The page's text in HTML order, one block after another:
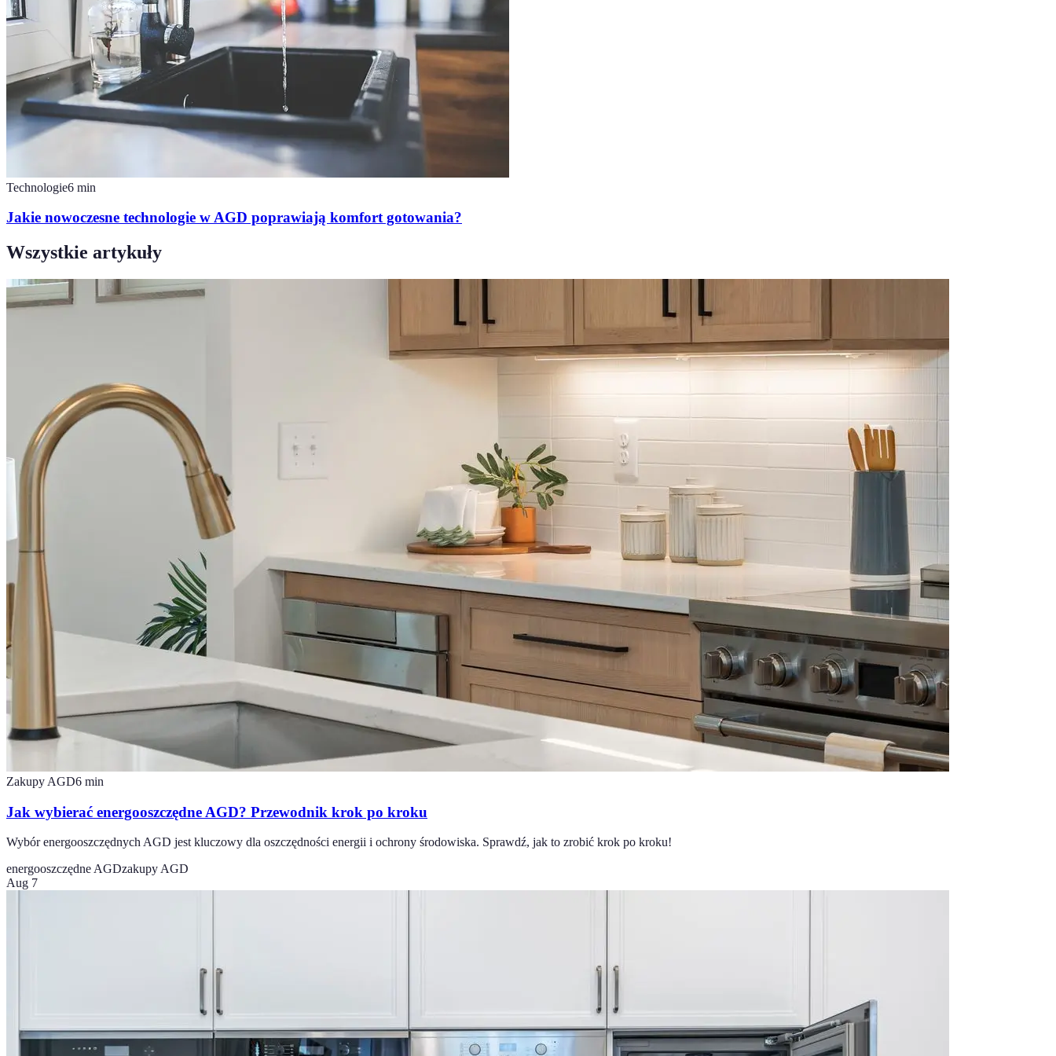
Technologie6 min
Jakie nowoczesne technologie w AGD poprawiają komfort gotowania?
Wszystkie artykuły
Zakupy AGD6 min
Jak wybierać energooszczędne AGD? Przewodnik krok po kroku
Wybór energooszczędnych AGD jest kluczowy dla oszczędności energii i ochrony środowiska. Sprawdź, jak to zrobić krok po kroku!
energooszczędne AGDzakupy AGD
Aug 7